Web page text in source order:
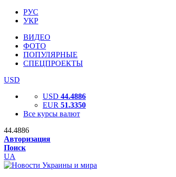
РУС
УКР
ВИДЕО
ФОТО
ПОПУЛЯРНЫЕ
СПЕЦПРОЕКТЫ
USD
USD 44.4886
EUR 51.3350
Все курсы валют
44.4886
Авторизация
Поиск
UA